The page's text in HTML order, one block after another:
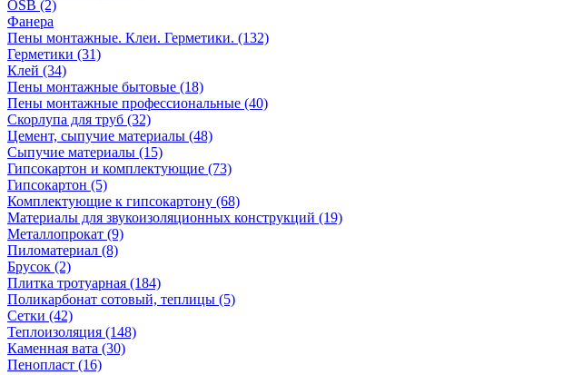
OSB (2)
Фанера
Пены монтажные. Клеи. Герметики. (132)
Герметики (31)
Клей (34)
Пены монтажные бытовые (18)
Пены монтажные профессиональные (40)
Скорлупа для труб (32)
Цемент, сыпучие материалы (48)
Сыпучие материалы (15)
Гипсокартон и комплектующие (73)
Гипсокартон (5)
Комплектующие к гипсокартону (68)
Материалы для звукоизоляционных конструкций (19)
Металлопрокат (9)
Пиломатериал (8)
Брусок (2)
Плитка тротуарная (184)
Поликарбонат сотовый, теплицы (5)
Сетки (42)
Теплоизоляция (148)
Каменная вата (30)
Пенопласт (16)